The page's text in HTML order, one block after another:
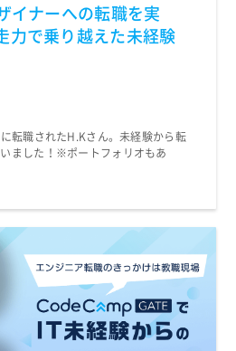
イナーへの転職を実
力で乗り越えた未経験
転職されたH.Kさん。未経験から転
ました！※ポートフォリオもあ